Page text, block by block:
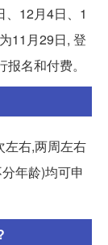
12月4日、1
11月29日, 登
名和付费。
左右,两周左右
年龄)均可申